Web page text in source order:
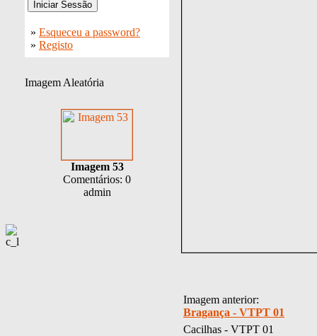
» Esqueceu a password?
» Registo
Imagem Aleatória
Imagem 53
Comentários: 0
admin
Imagem anterior:
Bragança - VTPT 01
Cacilhas - VTPT 01